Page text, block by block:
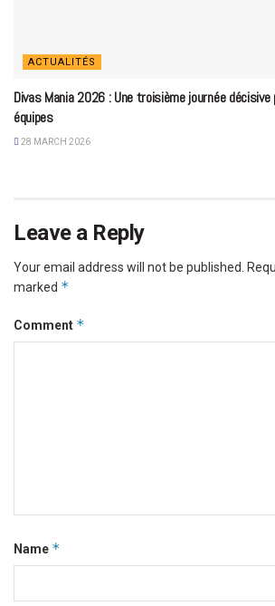
ACTUALITÉS
Divas Mania 2026 : Une troisième journée
équipes
28 MARCH 2026
Leave a Reply
Your email address will not be published.
marked *
Comment *
Name *